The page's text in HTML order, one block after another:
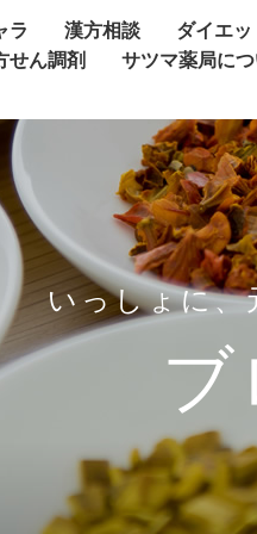
ラ 漢方相談 ダイエ
せん調剤 サツマ薬局に
いっしょに、